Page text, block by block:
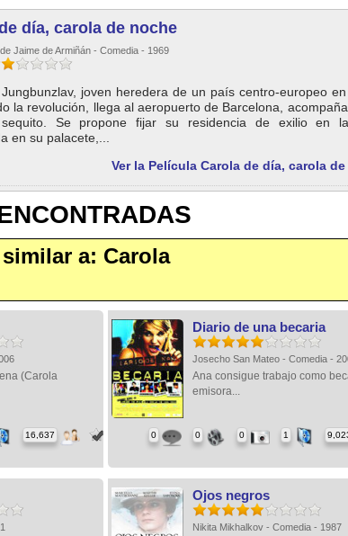
día, carola de noche
Jaime de Armiñán - Comedia - 1969
joven heredera de un país centro-europeo
la revolución, llega al aeropuerto de Barcelona,
sequito. Se propone fijar su residencia de exilio en la
en su palacete,...
Ver la Película Carola de día, carola
a: Carola
(Carola
16,637
Diario de una becaria
Josecho San Mateo - Comedia -
Ana consigue trabajo como
emisora...
0 0 0 1
Ojos negros
Nikita Mikhalkov - Comedia - 1987